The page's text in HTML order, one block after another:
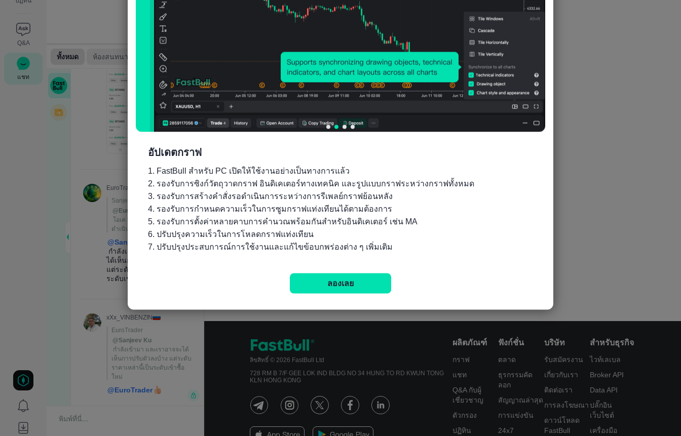
Q&A
แชท
ลิขสิทธิ์ © 2026 FastBull Ltd
728 RM B 7/F GEE LOK IND BLDG NO 34 HUNG TO RD KWUN TONG
KLN HONG KONG
ผลิตภัณฑ์
กราฟ
แชท
Q&A กับผู้
เชี่ยวชาญ
ตัวกรอง
ปฏิทิน
ฟังก์ชั่น
ตลาด
ธุรกรรมคัด
ลอก
สัญญาณล่าสุด
การแข่งขัน
24x7
บริษัท
รับสมัครงาน
เกี่ยวกับเรา
ติดต่อเรา
การลงโฆษณา
ดาวน์โหลด
FastBull
สำหรับธุรกิจ
ไวท์เลเบล
Broker API
Data API
ปลั๊กอิน
เว็บไซต์
เครื่องมือ
อัปเดตกราฟ
1. FastBull สำหรับ PC เปิดให้ใช้งานอย่างเป็นทางการแล้ว
2. รองรับการซิงก์วัตถุวาดกราฟ อินดิเคเตอร์ทางเทคนิค และรูปแบบกราฟระหว่างกราฟทั้งหมด
3. รองรับการสร้างคำสั่งรอดำเนินการระหว่างการรีเพลย์กราฟย้อนหลัง
4. รองรับการกำหนดความเร็วในการซูมกราฟแท่งเทียนได้ตามต้องการ
5. รองรับการตั้งค่าหลายคาบการคำนวณพร้อมกันสำหรับอินดิเคเตอร์ เช่น MA
6. ปรับปรุงความเร็วในการโหลดกราฟแท่งเทียน
7. ปรับปรุงประสบการณ์การใช้งานและแก้ไขข้อบกพร่องต่าง ๆ เพิ่มเติม
ลองเลย